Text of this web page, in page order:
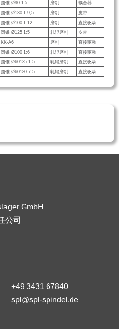
圆锥 Ø90 1:5 磨削
耦合器
圆锥 Ø130 1:9,5 磨削
皮带
圆锥 Ø100 1:12 磨削
直接驱动
圆锥 Ø125 1:5 轧辊磨削
皮带
KK-A6 磨削
直接驱动
圆锥 Ø100 1:6 轧辊磨削
直接驱动
圆锥 Ø60135 1:5 轧辊磨削
直接驱动
圆锥 Ø60180 7:5 轧辊磨削 直接驱动
GmbH
公司
+49 3431 67840
spl@spl-spindel.de